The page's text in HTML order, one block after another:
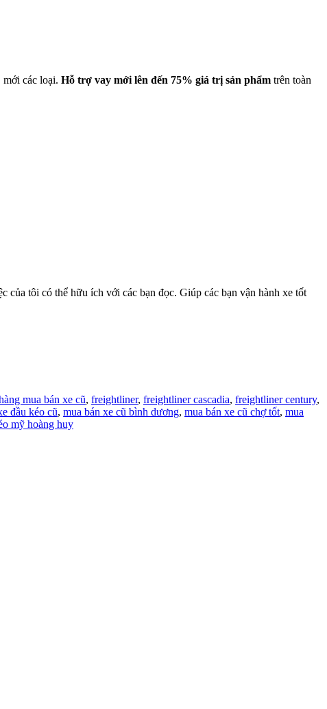
mới các loại. Hỗ trợ vay mới lên đến 75% giá trị sản phẩm trên toàn
tôi có thể hữu ích với các bạn đọc. Giúp các bạn vận hành xe tốt
mua bán xe cũ, freightliner, freightliner cascadia, freightliner century,
đầu kéo cũ, mua bán xe cũ bình dương, mua bán xe cũ chợ tốt, mua
mỹ hoàng huy